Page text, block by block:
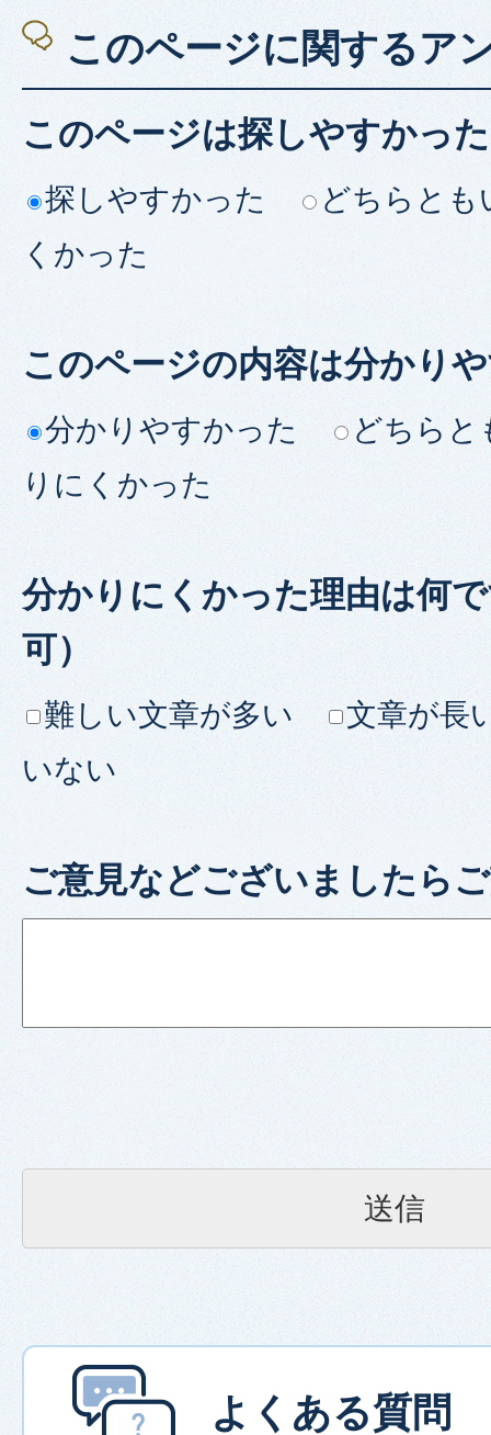
このページに関するア
このページは探しやすかっ
探しやすかった
どちらとも
くかった
このページの内容は分かり
分かりやすかった
どちらと
りにくかった
分かりにくかった理由は何
可）
難しい文章が多い
文章が長
いない
ご意見などございましたら
よくある質問